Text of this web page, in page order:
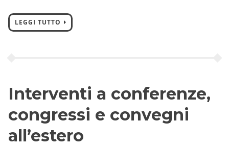
LEGGI TUTTO
Interventi a conferenze,
congressi e convegni
all’estero